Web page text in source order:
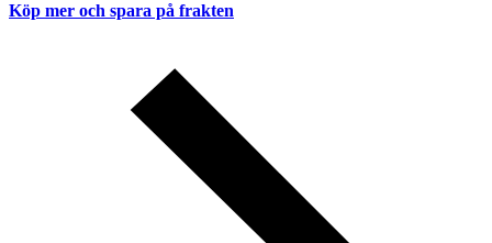
Köp mer och spara på frakten